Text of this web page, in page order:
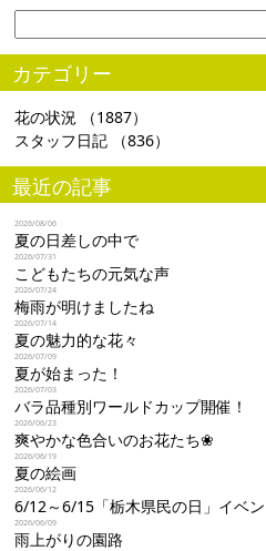
カテゴリー
花の状況 （1887）
スタッフ日記 （836）
最近の記事
2026/08/06
夏の日差しの中で
2026/07/31
こどもたちの元気な声
2026/07/24
梅雨が明けましたね
2026/07/14
夏の魅力的な花々
2026/07/09
夏が始まった！
2026/07/03
バラ品種別ワールドカップ開催！
2026/06/23
爽やかな色合いのお花たち❀
2026/06/19
夏の絵画
2026/06/12
6/12～6/15「栃木県民の日」イベン
2026/06/09
雨上がりの園路